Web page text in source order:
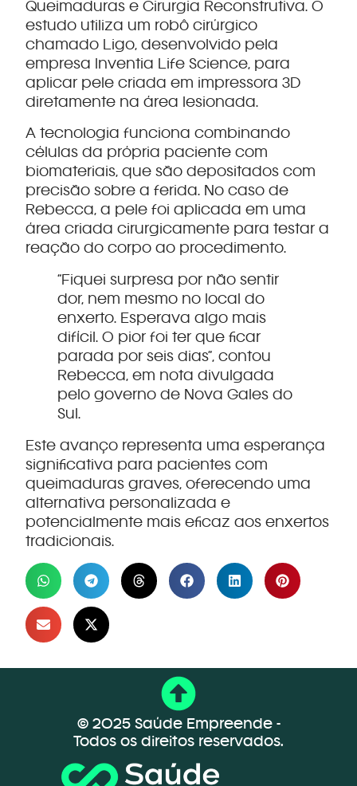
Queimaduras e Cirurgia Reconstrutiva. O
estudo utiliza um robô cirúrgico
chamado Ligo, desenvolvido pela
empresa Inventia Life Science, para
aplicar pele criada em impressora 3D
diretamente na área lesionada.
A tecnologia funciona combinando
células da própria paciente com
biomateriais, que são depositados com
precisão sobre a ferida. No caso de
Rebecca, a pele foi aplicada em uma
área criada cirurgicamente para testar a
reação do corpo ao procedimento.
“Fiquei surpresa por não sentir
dor, nem mesmo no local do
enxerto. Esperava algo mais
difícil. O pior foi ter que ficar
parada por seis dias”, contou
Rebecca, em nota divulgada
pelo governo de Nova Gales do
Sul.
Este avanço representa uma esperança
significativa para pacientes com
queimaduras graves, oferecendo uma
alternativa personalizada e
potencialmente mais eficaz aos enxertos
tradicionais.
© 2025 Saúde Empreende -
Todos os direitos reservados.